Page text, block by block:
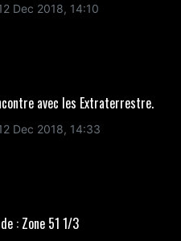
Dec 2018, 14:10
avec les Extraterrestre.
Dec 2018, 14:33
: Zone 51 1/3